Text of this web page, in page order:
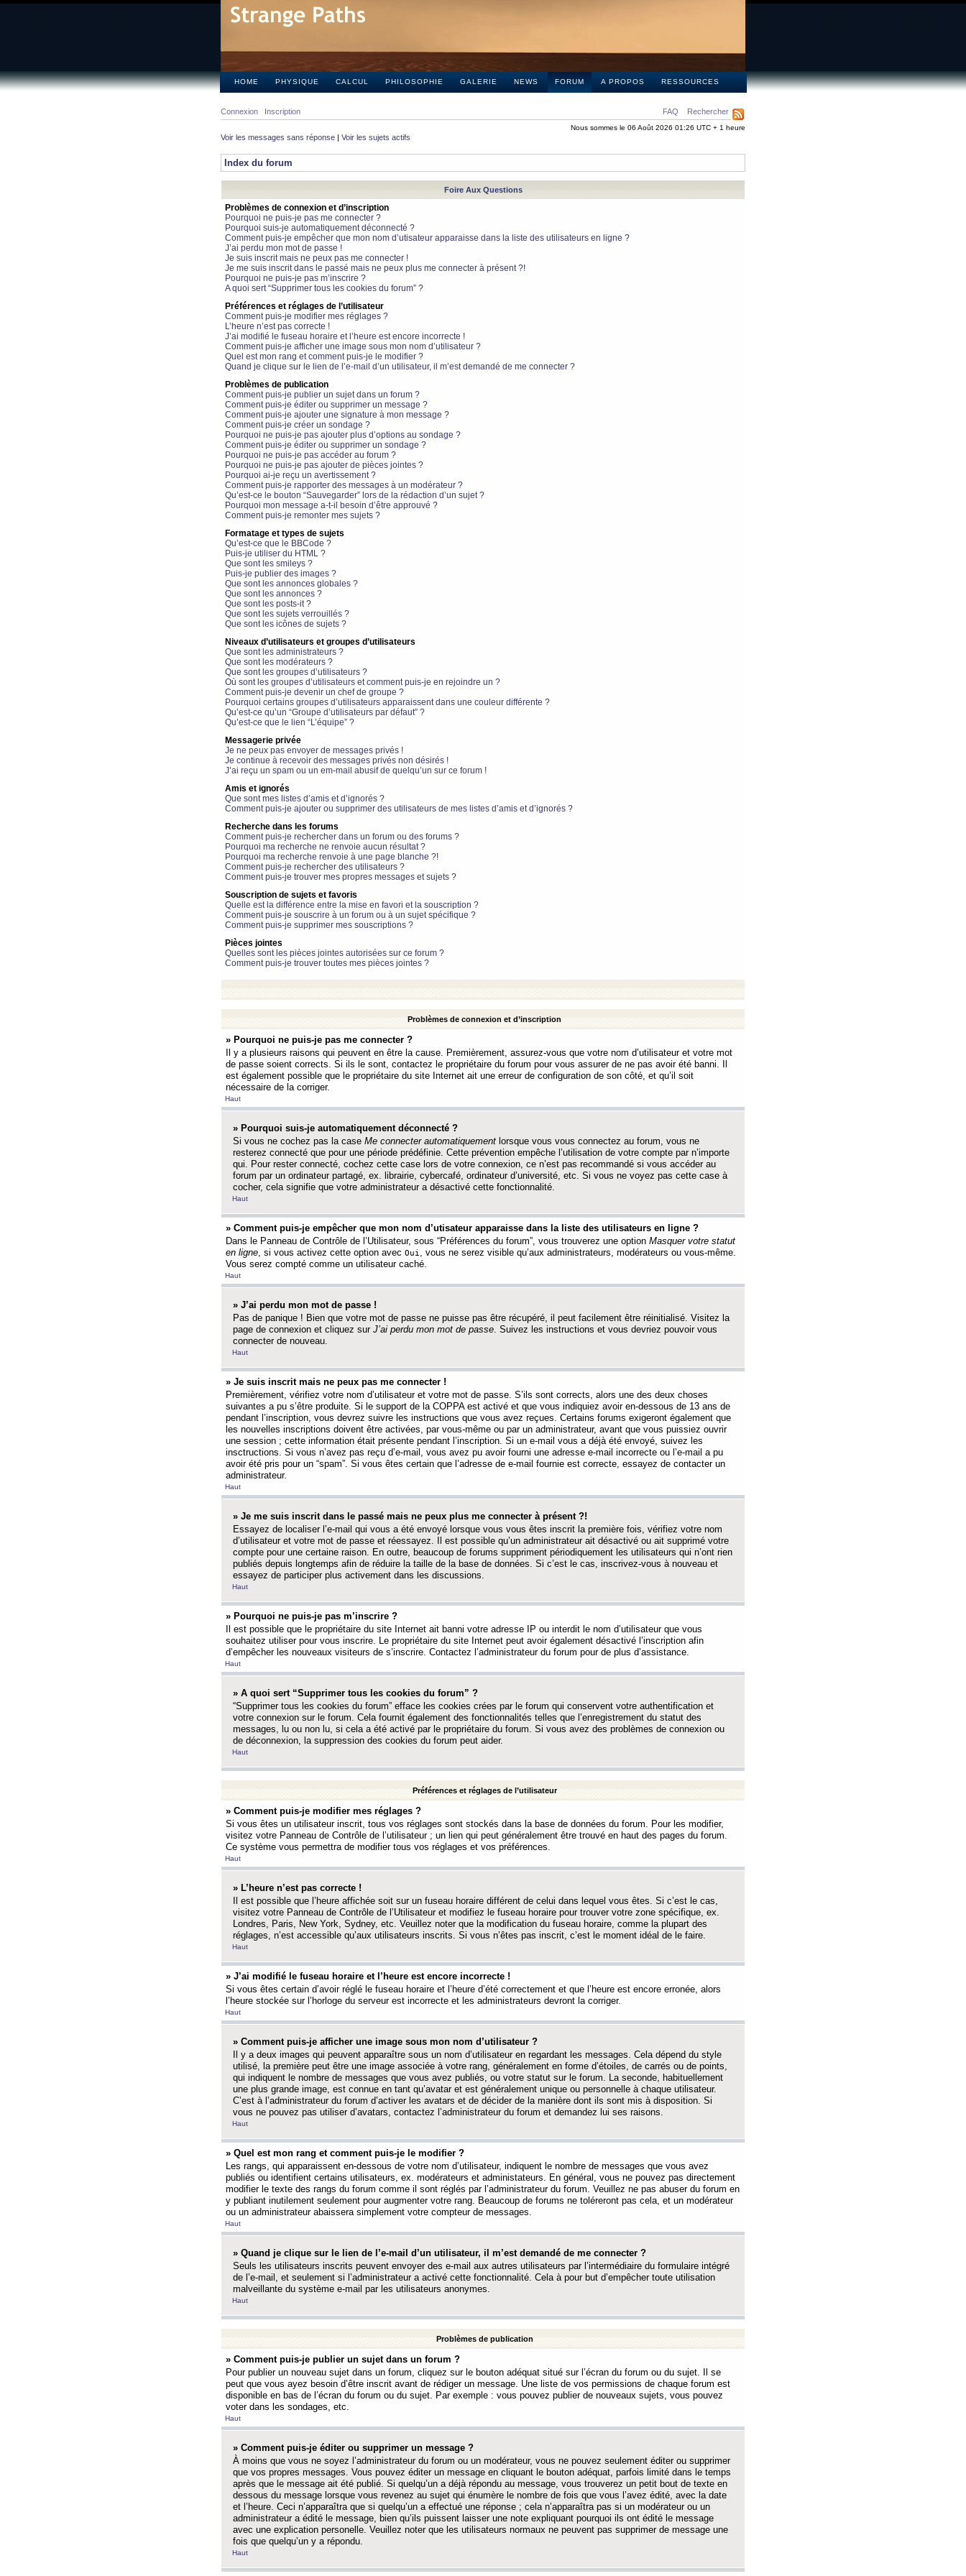
HOME PHYSIQUE CALCUL PHILOSOPHIE GALERIE NEWS FORUM A PROPOS RESSOURCES
FAQ Rechercher
Connexion Inscription
Nous sommes le 06 Août 2026 01:26 UTC + 1 heure
Voir les messages sans réponse | Voir les sujets actifs
Index du forum
Foire Aux Questions
Problèmes de connexion et d’inscription
Pourquoi ne puis-je pas me connecter ?
Pourquoi suis-je automatiquement déconnecté ?
Comment puis-je empêcher que mon nom d’utisateur apparaisse dans la liste des utilisateurs en ligne ?
J’ai perdu mon mot de passe !
Je suis inscrit mais ne peux pas me connecter !
Je me suis inscrit dans le passé mais ne peux plus me connecter à présent ?!
Pourquoi ne puis-je pas m’inscrire ?
A quoi sert “Supprimer tous les cookies du forum” ?
Préférences et réglages de l’utilisateur
Comment puis-je modifier mes réglages ?
L’heure n’est pas correcte !
J’ai modifié le fuseau horaire et l’heure est encore incorrecte !
Comment puis-je afficher une image sous mon nom d’utilisateur ?
Quel est mon rang et comment puis-je le modifier ?
Quand je clique sur le lien de l’e-mail d’un utilisateur, il m’est demandé de me connecter ?
Problèmes de publication
Comment puis-je publier un sujet dans un forum ?
Comment puis-je éditer ou supprimer un message ?
Comment puis-je ajouter une signature à mon message ?
Comment puis-je créer un sondage ?
Pourquoi ne puis-je pas ajouter plus d’options au sondage ?
Comment puis-je éditer ou supprimer un sondage ?
Pourquoi ne puis-je pas accéder au forum ?
Pourquoi ne puis-je pas ajouter de pièces jointes ?
Pourquoi ai-je reçu un avertissement ?
Comment puis-je rapporter des messages à un modérateur ?
Qu’est-ce le bouton “Sauvegarder” lors de la rédaction d’un sujet ?
Pourquoi mon message a-t-il besoin d’être approuvé ?
Comment puis-je remonter mes sujets ?
Formatage et types de sujets
Qu’est-ce que le BBCode ?
Puis-je utiliser du HTML ?
Que sont les smileys ?
Puis-je publier des images ?
Que sont les annonces globales ?
Que sont les annonces ?
Que sont les posts-it ?
Que sont les sujets verrouillés ?
Que sont les icônes de sujets ?
Niveaux d’utilisateurs et groupes d’utilisateurs
Que sont les administrateurs ?
Que sont les modérateurs ?
Que sont les groupes d’utilisateurs ?
Où sont les groupes d’utilisateurs et comment puis-je en rejoindre un ?
Comment puis-je devenir un chef de groupe ?
Pourquoi certains groupes d’utilisateurs apparaissent dans une couleur différente ?
Qu’est-ce qu’un “Groupe d’utilisateurs par défaut” ?
Qu’est-ce que le lien “L’équipe” ?
Messagerie privée
Je ne peux pas envoyer de messages privés !
Je continue à recevoir des messages privés non désirés !
J’ai reçu un spam ou un em-mail abusif de quelqu’un sur ce forum !
Amis et ignorés
Que sont mes listes d’amis et d’ignorés ?
Comment puis-je ajouter ou supprimer des utilisateurs de mes listes d’amis et d’ignorés ?
Recherche dans les forums
Comment puis-je rechercher dans un forum ou des forums ?
Pourquoi ma recherche ne renvoie aucun résultat ?
Pourquoi ma recherche renvoie à une page blanche ?!
Comment puis-je rechercher des utilisateurs ?
Comment puis-je trouver mes propres messages et sujets ?
Souscription de sujets et favoris
Quelle est la différence entre la mise en favori et la souscription ?
Comment puis-je souscrire à un forum ou à un sujet spécifique ?
Comment puis-je supprimer mes souscriptions ?
Pièces jointes
Quelles sont les pièces jointes autorisées sur ce forum ?
Comment puis-je trouver toutes mes pièces jointes ?
Problèmes de connexion et d’inscription
» Pourquoi ne puis-je pas me connecter ?
Il y a plusieurs raisons qui peuvent en être la cause. Premièrement, assurez-vous que votre nom d’utilisateur et votre mot
de passe soient corrects. Si ils le sont, contactez le propriétaire du forum pour vous assurer de ne pas avoir été banni. Il
est également possible que le propriétaire du site Internet ait une erreur de configuration de son côté, et qu’il soit
nécessaire de la corriger.
Haut
» Pourquoi suis-je automatiquement déconnecté ?
Si vous ne cochez pas la case Me connecter automatiquement lorsque vous vous connectez au forum, vous ne
resterez connecté que pour une période prédéfinie. Cette prévention empêche l’utilisation de votre compte par n’importe
qui. Pour rester connecté, cochez cette case lors de votre connexion, ce n’est pas recommandé si vous accéder au
forum par un ordinateur partagé, ex. librairie, cybercafé, ordinateur d’université, etc. Si vous ne voyez pas cette case à
cocher, cela signifie que votre administrateur a désactivé cette fonctionnalité.
Haut
» Comment puis-je empêcher que mon nom d’utisateur apparaisse dans la liste des utilisateurs en ligne ?
Dans le Panneau de Contrôle de l’Utilisateur, sous “Préférences du forum”, vous trouverez une option Masquer votre statut
en ligne, si vous activez cette option avec Oui , vous ne serez visible qu’aux administrateurs, modérateurs ou vous-même.
Vous serez compté comme un utilisateur caché.
Haut
» J’ai perdu mon mot de passe !
Pas de panique ! Bien que votre mot de passe ne puisse pas être récupéré, il peut facilement être réinitialisé. Visitez la
page de connexion et cliquez sur J’ai perdu mon mot de passe. Suivez les instructions et vous devriez pouvoir vous
connecter de nouveau.
Haut
» Je suis inscrit mais ne peux pas me connecter !
Premièrement, vérifiez votre nom d’utilisateur et votre mot de passe. S’ils sont corrects, alors une des deux choses
suivantes a pu s’être produite. Si le support de la COPPA est activé et que vous indiquiez avoir en-dessous de 13 ans de
pendant l’inscription, vous devrez suivre les instructions que vous avez reçues. Certains forums exigeront également que
les nouvelles inscriptions doivent être activées, par vous-même ou par un administrateur, avant que vous puissiez ouvrir
une session ; cette information était présente pendant l’inscription. Si un e-mail vous a déjà été envoyé, suivez les
insctructions. Si vous n’avez pas reçu d’e-mail, vous avez pu avoir fourni une adresse e-mail incorrecte ou l’e-mail a pu
avoir été pris pour un “spam”. Si vous êtes certain que l’adresse de e-mail fournie est correcte, essayez de contacter un
administrateur.
Haut
» Je me suis inscrit dans le passé mais ne peux plus me connecter à présent ?!
Essayez de localiser l’e-mail qui vous a été envoyé lorsque vous vous êtes inscrit la première fois, vérifiez votre nom
d’utilisateur et votre mot de passe et réessayez. Il est possible qu’un administrateur ait désactivé ou ait supprimé votre
compte pour une certaine raison. En outre, beaucoup de forums suppriment périodiquement les utilisateurs qui n’ont rien
publiés depuis longtemps afin de réduire la taille de la base de données. Si c’est le cas, inscrivez-vous à nouveau et
essayez de participer plus activement dans les discussions.
Haut
» Pourquoi ne puis-je pas m’inscrire ?
Il est possible que le propriétaire du site Internet ait banni votre adresse IP ou interdit le nom d’utilisateur que vous
souhaitez utiliser pour vous inscrire. Le propriétaire du site Internet peut avoir également désactivé l’inscription afin
d’empêcher les nouveaux visiteurs de s’inscrire. Contactez l’administrateur du forum pour de plus d’assistance.
Haut
» A quoi sert “Supprimer tous les cookies du forum” ?
“Supprimer tous les cookies du forum” efface les cookies crées par le forum qui conservent votre authentification et
votre connexion sur le forum. Cela fournit également des fonctionnalités telles que l’enregistrement du statut des
messages, lu ou non lu, si cela a été activé par le propriétaire du forum. Si vous avez des problèmes de connexion ou
de déconnexion, la suppression des cookies du forum peut aider.
Haut
Préférences et réglages de l’utilisateur
» Comment puis-je modifier mes réglages ?
Si vous êtes un utilisateur inscrit, tous vos réglages sont stockés dans la base de données du forum. Pour les modifier,
visitez votre Panneau de Contrôle de l’utilisateur ; un lien qui peut généralement être trouvé en haut des pages du forum.
Ce système vous permettra de modifier tous vos réglages et vos préférences.
Haut
» L’heure n’est pas correcte !
Il est possible que l’heure affichée soit sur un fuseau horaire différent de celui dans lequel vous êtes. Si c’est le cas,
visitez votre Panneau de Contrôle de l’Utilisateur et modifiez le fuseau horaire pour trouver votre zone spécifique, ex.
Londres, Paris, New York, Sydney, etc. Veuillez noter que la modification du fuseau horaire, comme la plupart des
réglages, n’est accessible qu’aux utilisateurs inscrits. Si vous n’êtes pas inscrit, c’est le moment idéal de le faire.
Haut
» J’ai modifié le fuseau horaire et l’heure est encore incorrecte !
Si vous êtes certain d’avoir réglé le fuseau horaire et l’heure d’été correctement et que l’heure est encore erronée, alors
l’heure stockée sur l’horloge du serveur est incorrecte et les administrateurs devront la corriger.
Haut
» Comment puis-je afficher une image sous mon nom d’utilisateur ?
Il y a deux images qui peuvent apparaître sous un nom d’utilisateur en regardant les messages. Cela dépend du style
utilisé, la première peut être une image associée à votre rang, généralement en forme d’étoiles, de carrés ou de points,
qui indiquent le nombre de messages que vous avez publiés, ou votre statut sur le forum. La seconde, habituellement
une plus grande image, est connue en tant qu’avatar et est généralement unique ou personnelle à chaque utilisateur.
C’est à l’administrateur du forum d’activer les avatars et de décider de la manière dont ils sont mis à disposition. Si
vous ne pouvez pas utiliser d’avatars, contactez l’administrateur du forum et demandez lui ses raisons.
Haut
» Quel est mon rang et comment puis-je le modifier ?
Les rangs, qui apparaissent en-dessous de votre nom d’utilisateur, indiquent le nombre de messages que vous avez
publiés ou identifient certains utilisateurs, ex. modérateurs et administateurs. En général, vous ne pouvez pas directement
modifier le texte des rangs du forum comme il sont réglés par l’administrateur du forum. Veuillez ne pas abuser du forum en
y publiant inutilement seulement pour augmenter votre rang. Beaucoup de forums ne toléreront pas cela, et un modérateur
ou un administrateur abaissera simplement votre compteur de messages.
Haut
» Quand je clique sur le lien de l’e-mail d’un utilisateur, il m’est demandé de me connecter ?
Seuls les utilisateurs inscrits peuvent envoyer des e-mail aux autres utilisateurs par l’intermédiaire du formulaire intégré
de l’e-mail, et seulement si l’administrateur a activé cette fonctionnalité. Cela à pour but d’empêcher toute utilisation
malveillante du système e-mail par les utilisateurs anonymes.
Haut
Problèmes de publication
» Comment puis-je publier un sujet dans un forum ?
Pour publier un nouveau sujet dans un forum, cliquez sur le bouton adéquat situé sur l’écran du forum ou du sujet. Il se
peut que vous ayez besoin d’être inscrit avant de rédiger un message. Une liste de vos permissions de chaque forum est
disponible en bas de l’écran du forum ou du sujet. Par exemple : vous pouvez publier de nouveaux sujets, vous pouvez
voter dans les sondages, etc.
Haut
» Comment puis-je éditer ou supprimer un message ?
À moins que vous ne soyez l’administrateur du forum ou un modérateur, vous ne pouvez seulement éditer ou supprimer
que vos propres messages. Vous pouvez éditer un message en cliquant le bouton adéquat, parfois limité dans le temps
après que le message ait été publié. Si quelqu’un a déjà répondu au message, vous trouverez un petit bout de texte en
dessous du message lorsque vous revenez au sujet qui énumère le nombre de fois que vous l’avez édité, avec la date
et l’heure. Ceci n’apparaîtra que si quelqu’un a effectué une réponse ; cela n’apparaîtra pas si un modérateur ou un
administrateur a édité le message, bien qu’ils puissent laisser une note expliquant pourquoi ils ont édité le message
avec une explication personelle. Veuillez noter que les utilisateurs normaux ne peuvent pas supprimer de message une
fois que quelqu’un y a répondu.
Haut